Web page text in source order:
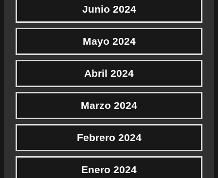
Junio 2024
Mayo 2024
Abril 2024
Marzo 2024
Febrero 2024
Enero 2024